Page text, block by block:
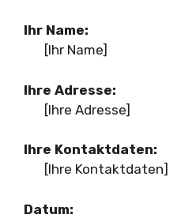
Ihr Name:
[Ihr Name]
Ihre Adresse:
[Ihre Adresse]
Ihre Kontaktdaten:
[Ihre Kontaktdaten]
Datum: